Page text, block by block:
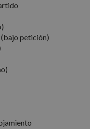
(bajo petición)